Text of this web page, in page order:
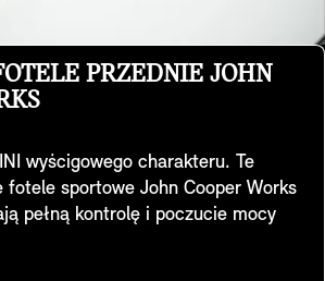
PRZEDNIE JOHN
wyścigowego charakteru. Te
fotele sportowe John Cooper Works
pełną kontrolę i poczucie mocy
mają zintegrowane